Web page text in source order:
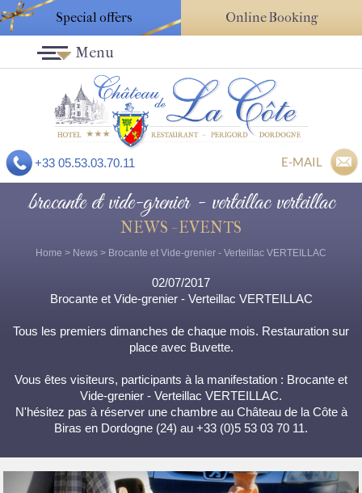
Special offers Online Booking
+33 05.53.03.70.11 E-MAIL
Menu
brocante et vide-grenier - verteillac verteillac
NEWS - EVENTS
Home > News > Brocante et Vide-grenier - Verteillac VERTEILLAC
02/07/2017
Brocante et Vide-grenier - Verteillac VERTEILLAC
Tous les premiers dimanches de chaque mois. Restauration sur
place avec Buvette.
Vous êtes visiteurs, participants à la manifestation : Brocante et
Vide-grenier - Verteillac VERTEILLAC.
N'hésitez pas à réserver une chambre au Château de la Côte à
Biras en Dordogne (24) au +33 (0)5 53 03 70 11.